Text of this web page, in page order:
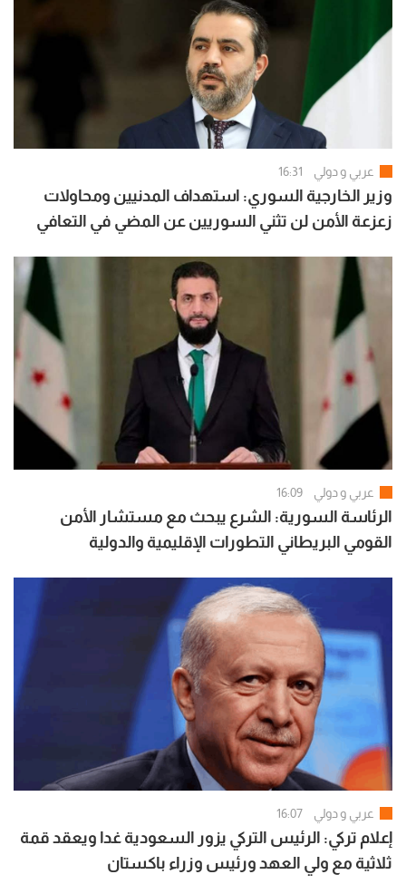
عربي و دولي 16:31
وزير الخارجية السوري: استهداف المدنيين ومحاولات
زعزعة الأمن لن تثني السوريين عن المضي في التعافي
عربي و دولي 16:09
الرئاسة السورية: الشرع يبحث مع مستشار الأمن
القومي البريطاني التطورات الإقليمية والدولية
عربي و دولي 16:07
إعلام تركي: الرئيس التركي يزور السعودية غدا ويعقد قمة
ثلاثية مع ولي العهد ورئيس وزراء باكستان